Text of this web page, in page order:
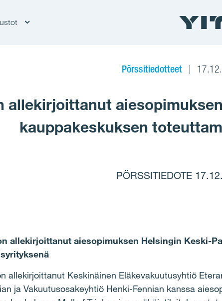
Pörssitiedotteet
allekirjoittanut
kauppakeskuksen
PÖRSSITIEDOTE
allekirjoittanut aiesopimuksen Helsingin Keski-
allekirjoittanut Keskinäinen Eläkevakuutusyhtiö
ja Vakuutusosakeyhtiö Henki-Fennian kanssa